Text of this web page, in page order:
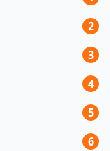
2
3
4
5
6